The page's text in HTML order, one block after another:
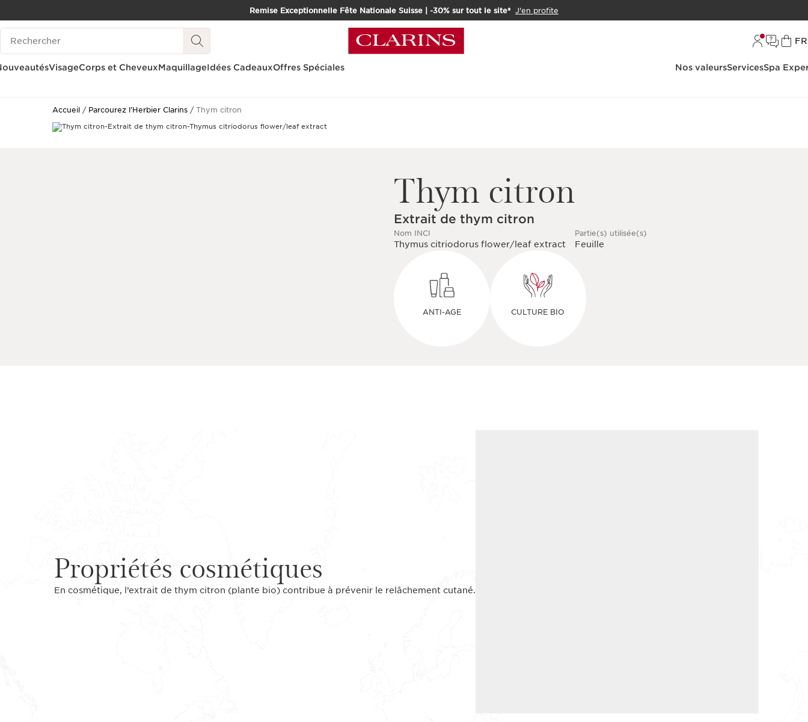
ALLER AU CONTENU
ALLER AU PIED DE PAGE
OUTIL D'ACCESSIBILITÉ
Remise Exceptionnelle Fête Nationale Suisse | -30% sur tout le site* J'en profite
Historique des recherches
FR
VisageCorps et CheveuxMaquillageIdées CadeauxOffres Spéciales Nos valeursServicesSpa
Accueil Parcourez l’Herbier Clarins Thym citron
Thym citron
Extrait de thym citron
Nom INCI
Thymus citriodorus flower/leaf extract
Partie(s) utilisée(s)
Feuille
ANTI-AGE CULTURE BIO
Propriétés cosmétiques
En cosmétique, l’extrait de thym citron (plante bio) contribue à prévenir le relâchement cutané.